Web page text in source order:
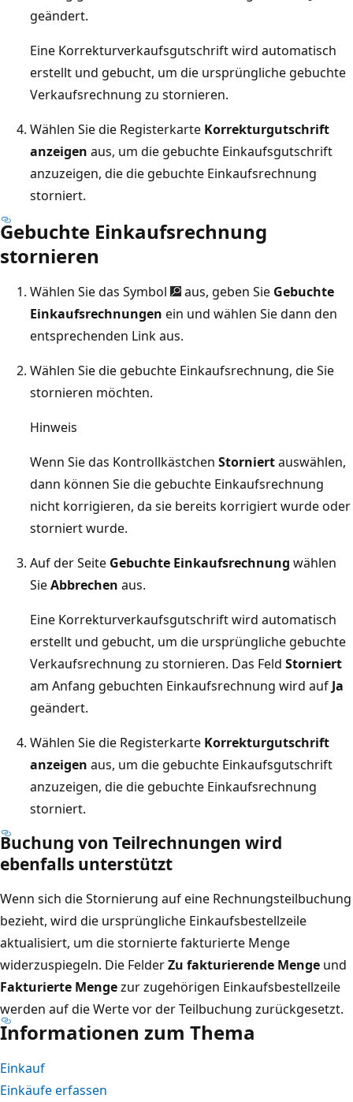
geändert.
Eine Korrekturverkaufsgutschrift wird automatisch
erstellt und gebucht, um die ursprüngliche gebuchte
Verkaufsrechnung zu stornieren.
Wählen Sie die Registerkarte Korrekturgutschrift
anzeigen aus, um die gebuchte Einkaufsgutschrift
anzuzeigen, die die gebuchte Einkaufsrechnung
storniert.
Gebuchte Einkaufsrechnung
stornieren
Wählen Sie das Symbol aus, geben Sie Gebuchte
Einkaufsrechnungen ein und wählen Sie dann den
entsprechenden Link aus.
Wählen Sie die gebuchte Einkaufsrechnung, die Sie
stornieren möchten.
Hinweis
Wenn Sie das Kontrollkästchen Storniertauswählen,
dann können Sie die gebuchte Einkaufsrechnung
nicht korrigieren, da sie bereits korrigiert wurde oder
storniert wurde.
Auf der Seite Gebuchte Einkaufsrechnung wählen
SieAbbrechen aus.
Eine Korrekturverkaufsgutschrift wird automatisch
erstellt und gebucht, um die ursprüngliche gebuchte
Verkaufsrechnung zu stornieren. Das Feld Storniert
am Anfang gebuchten Einkaufsrechnung wird auf Ja
geändert.
Wählen Sie die Registerkarte Korrekturgutschrift
anzeigen aus, um die gebuchte Einkaufsgutschrift
anzuzeigen, die die gebuchte Einkaufsrechnung
storniert.
Buchung von Teilrechnungen wird
ebenfalls unterstützt
Wenn sich die Stornierung auf eine Rechnungsteilbuchung
bezieht, wird die ursprüngliche Einkaufsbestellzeile
aktualisiert, um die stornierte fakturierte Menge
widerzuspiegeln. Die FelderZu fakturierende Menge und
Fakturierte Mengezur zugehörigen Einkaufsbestellzeile
werden auf die Werte vor der Teilbuchung zurückgesetzt.
Informationen zum Thema
Einkauf
Einkäufe erfassen